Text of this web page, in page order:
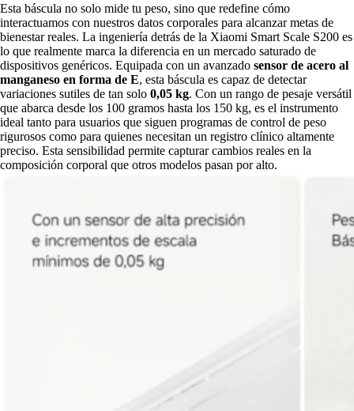
Esta báscula no solo mide tu peso, sino que redefine cómo
interactuamos con nuestros datos corporales para alcanzar metas de
bienestar reales. La ingeniería detrás de la Xiaomi Smart Scale S200 es
lo que realmente marca la diferencia en un mercado saturado de
dispositivos genéricos. Equipada con un avanzado sensor de acero al
manganeso en forma de E, esta báscula es capaz de detectar
variaciones sutiles de tan solo 0,05 kg. Con un rango de pesaje versátil
que abarca desde los 100 gramos hasta los 150 kg, es el instrumento
ideal tanto para usuarios que siguen programas de control de peso
rigurosos como para quienes necesitan un registro clínico altamente
preciso. Esta sensibilidad permite capturar cambios reales en la
composición corporal que otros modelos pasan por alto.